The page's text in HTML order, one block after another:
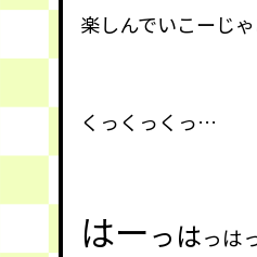
楽しんでいこーじ
くっくっくっ…
はーっ はっは